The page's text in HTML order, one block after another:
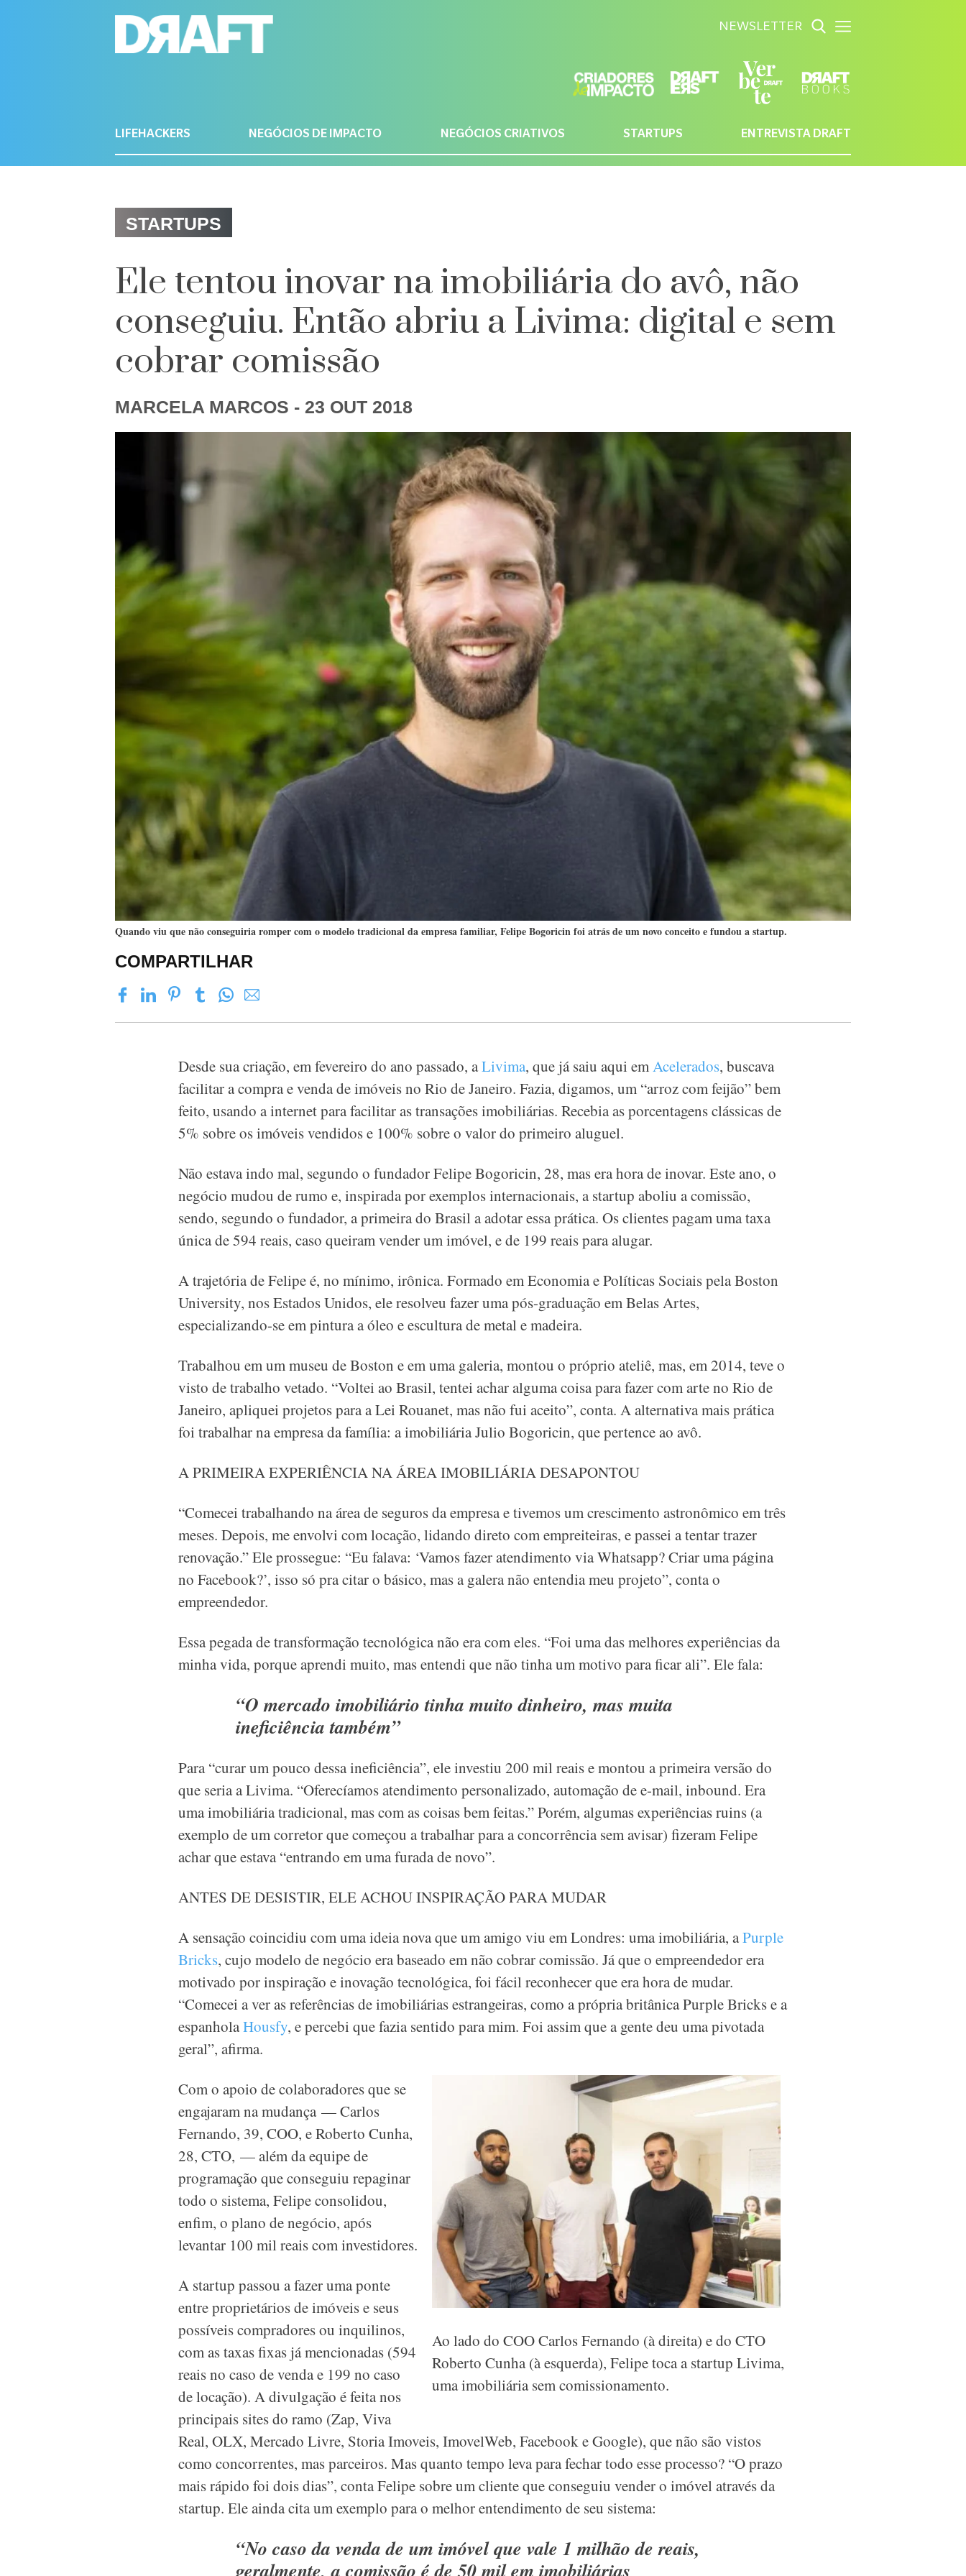
NEWSLETTER
LIFEHACKERS NEGÓCIOS DE IMPACTO NEGÓCIOS CRIATIVOS STARTUPS ENTREVISTA DRAFT
STARTUPS
Ele tentou inovar na imobiliária do avô, não
conseguiu. Então abriu a Livima: digital e sem
cobrar comissão
MARCELA MARCOS - 23 OUT 2018
Quando viu que não conseguiria romper com o modelo tradicional da empresa familiar, Felipe Bogoricin foi atrás de um novo conceito e fundou a startup.
COMPARTILHAR
Desde sua criação, em fevereiro do ano passado, aLivima, que já saiu aqui emAcelerados, buscava
facilitar a compra e venda de imóveis no Rio de Janeiro. Fazia, digamos, um “arroz com feijão” bem
feito, usando a internet para facilitar as transações imobiliárias. Recebia as porcentagens clássicas de
5% sobre os imóveis vendidos e 100% sobre o valor do primeiro aluguel.
Não estava indo mal, segundo o fundador Felipe Bogoricin, 28, mas era hora de inovar. Este ano, o
negócio mudou de rumo e, inspirada por exemplos internacionais, a startup aboliu a comissão,
sendo, segundo o fundador, a primeira do Brasil a adotar essa prática. Os clientes pagam uma taxa
única de 594 reais, caso queiram vender um imóvel, e de 199 reais para alugar.
A trajetória de Felipe é, no mínimo, irônica. Formado em Economia e Políticas Sociais pela Boston
University, nos Estados Unidos, ele resolveu fazer uma pós-graduação em Belas Artes,
especializando-se em pintura a óleo e escultura de metal e madeira.
Trabalhou em um museu de Boston e em uma galeria, montou o próprio ateliê, mas, em 2014, teve o
visto de trabalho vetado. “Voltei ao Brasil, tentei achar alguma coisa para fazer com arte no Rio de
Janeiro, apliquei projetos para a Lei Rouanet, mas não fui aceito”, conta. A alternativa mais prática
foi trabalhar na empresa da família: a imobiliária Julio Bogoricin, que pertence ao avô.
A PRIMEIRA EXPERIÊNCIA NA ÁREA IMOBILIÁRIA DESAPONTOU
“Comecei trabalhando na área de seguros da empresa e tivemos um crescimento astronômico em três
meses. Depois, me envolvi com locação, lidando direto com empreiteiras, e passei a tentar trazer
renovação.” Ele prossegue: “Eu falava: ‘Vamos fazer atendimento via Whatsapp? Criar uma página
no Facebook?’, isso só pra citar o básico, mas a galera não entendia meu projeto”, conta o
empreendedor.
Essa pegada de transformação tecnológica não era com eles. “Foi uma das melhores experiências da
minha vida, porque aprendi muito, mas entendi que não tinha um motivo para ficar ali”. Ele fala:
“O mercado imobiliário tinha muito dinheiro, mas muita
ineficiência também”
Para “curar um pouco dessa ineficiência”, ele investiu 200 mil reais e montou a primeira versão do
que seria a Livima. “Oferecíamos atendimento personalizado, automação de e-mail, inbound. Era
uma imobiliária tradicional, mas com as coisas bem feitas.” Porém, algumas experiências ruins (a
exemplo de um corretor que começou a trabalhar para a concorrência sem avisar) fizeram Felipe
achar que estava “entrando em uma furada de novo”.
ANTES DE DESISTIR, ELE ACHOU INSPIRAÇÃO PARA MUDAR
A sensação coincidiu com uma ideia nova que um amigo viu em Londres: uma imobiliária, aPurple
Bricks, cujo modelo de negócio era baseado em não cobrar comissão. Já que o empreendedor era
motivado por inspiração e inovação tecnológica, foi fácil reconhecer que era hora de mudar.
“Comecei a ver as referências de imobiliárias estrangeiras, como a própria britânica Purple Bricks e a
espanholaHousfy, e percebi que fazia sentido para mim. Foi assim que a gente deu uma pivotada
geral”, afirma.
Ao lado do COO Carlos Fernando (à direita) e do CTO
Roberto Cunha (à esquerda), Felipe toca a startup Livima,
uma imobiliária sem comissionamento.
Com o apoio de colaboradores que se
engajaram na mudança — Carlos
Fernando, 39, COO, e Roberto Cunha,
28, CTO, — além da equipe de
programação que conseguiu repaginar
todo o sistema, Felipe consolidou,
enfim, o plano de negócio, após
levantar 100 mil reais com investidores.
A startup passou a fazer uma ponte
entre proprietários de imóveis e seus
possíveis compradores ou inquilinos,
com as taxas fixas já mencionadas (594
reais no caso de venda e 199 no caso
de locação). A divulgação é feita nos
principais sites do ramo (Zap, Viva
Real, OLX, Mercado Livre, Storia Imoveis, ImovelWeb, Facebook e Google), que não são vistos
como concorrentes, mas parceiros. Mas quanto tempo leva para fechar todo esse processo? “O prazo
mais rápido foi dois dias”, conta Felipe sobre um cliente que conseguiu vender o imóvel através da
startup. Ele ainda cita um exemplo para o melhor entendimento de seu sistema:
“No caso da venda de um imóvel que vale 1 milhão de reais,
geralmente, a comissão é de 50 mil em imobiliárias